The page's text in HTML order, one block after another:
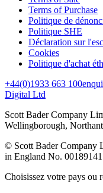
Terms of Purchase
Politique de
Politique SHE
Déclaration sur
Cookies
Politique d'achat
+44(0)1933 663 100
Digital Ltd
Scott Bader Company
Wellingborough,
© Scott Bader Company
in England No.
Choisissez votre pays ou